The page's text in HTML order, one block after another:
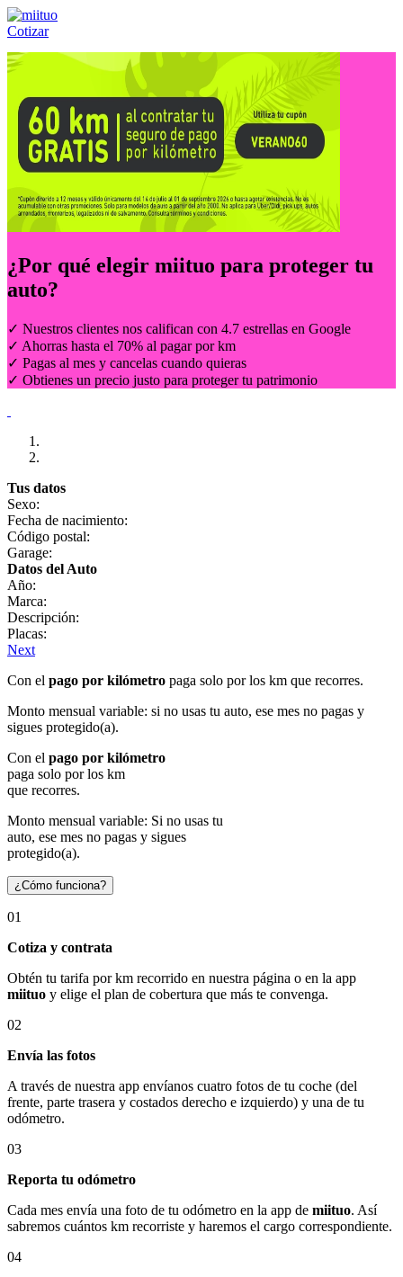
Cotizar
Llámanos al:(55) 84-21-05-00 ó
¿Por qué elegir miituo para proteger tu
auto?
✓ Nuestros clientes nos califican con 4.7 estrellas en Google
✓ Ahorras hasta el 70% al pagar por km
✓ Pagas al mes y cancelas cuando quieras
✓ Obtienes un precio justo para proteger tu patrimonio
Tus datos
Sexo:
Fecha de nacimiento:
Código postal:
Garage:
Datos del Auto
Año:
Marca:
Descripción:
Placas:
Next
Con el pago por kilómetro paga solo por los km que recorres.
Monto mensual variable: si no usas tu auto, ese mes no pagas y
sigues protegido(a).
Con el pago por kilómetro
paga solo por los km
que recorres.
Monto mensual variable: Si no usas tu
auto, ese mes no pagas y sigues
protegido(a).
¿Cómo funciona?
01
Cotiza y contrata
Obtén tu tarifa por km recorrido en nuestra página o en la app
miituo y elige el plan de cobertura que más te convenga.
02
Envía las fotos
A través de nuestra app envíanos cuatro fotos de tu coche (del
frente, parte trasera y costados derecho e izquierdo) y una de tu
odómetro.
03
Reporta tu odómetro
Cada mes envía una foto de tu odómetro en la app de miituo. Así
sabremos cuántos km recorriste y haremos el cargo correspondiente.
04